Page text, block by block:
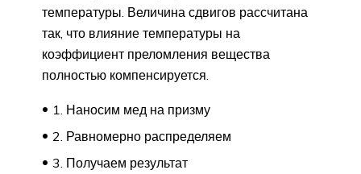
температуры. Величина сдвигов рассчитана
так, что влияние температуры на
коэффициент преломления вещества
полностью компенсируется.
1. Наносим мед на призму
2. Равномерно распределяем
3. Получаем результат